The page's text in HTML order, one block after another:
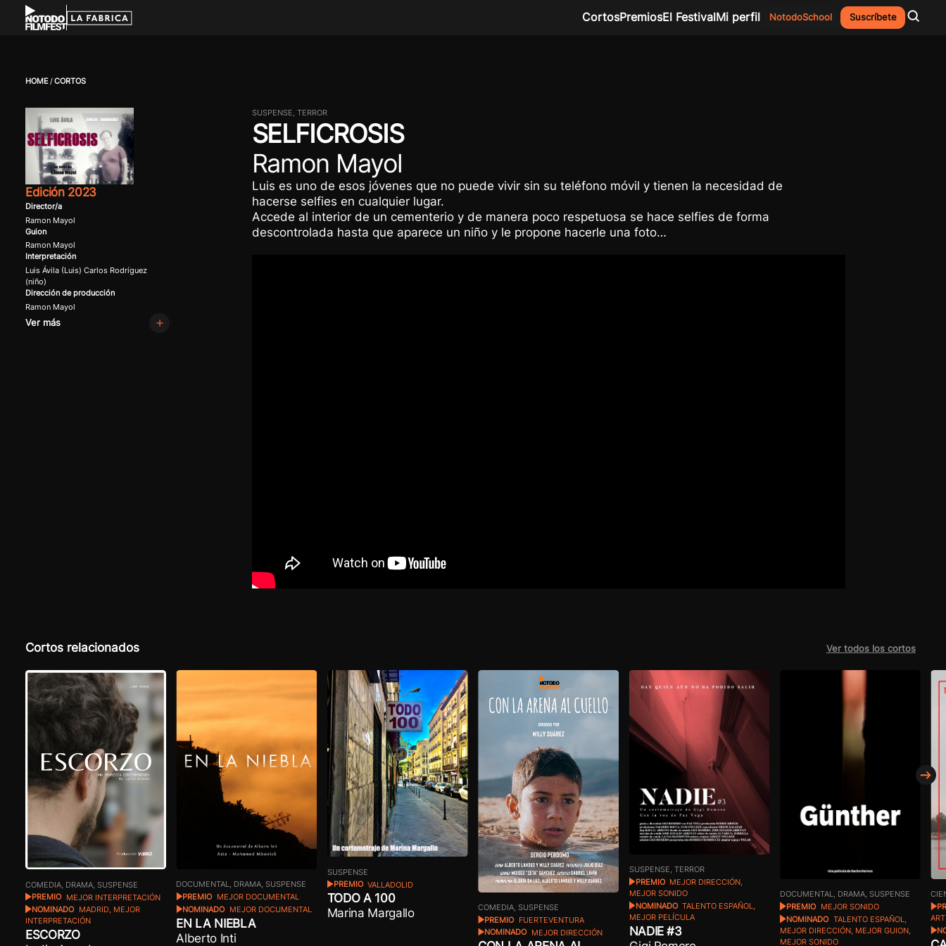
CortosPremiosEl FestivalMi perfil NotodoSchool Suscríbete
HOME CORTOS
SUSPENSE, TERROR
SELFICROSIS
Ramon Mayol
Luis es uno de esos jóvenes que no puede vivir sin su teléfono móvil y tienen la necesidad de
hacerse selfies en cualquier lugar.
Accede al interior de un cementerio y de manera poco respetuosa se hace selfies de forma
descontrolada hasta que aparece un niño y le propone hacerle una foto…
Edición 2023
Director/a
Ramon Mayol
Guion
Ramon Mayol
Interpretación
Luis Ávila (Luis) Carlos Rodríguez
(niño)
Dirección de producción
Ramon Mayol
Ver más
Cortos relacionados Ver todos los cortos
COMEDIA, DRAMA, SUSPENSE
PREMIO
MEJOR INTERPRETACIÓN
NOMINADO
MADRID, MEJOR
INTERPRETACIÓN
ESCORZO
DOCUMENTAL, DRAMA, SUSPENSE
PREMIO MEJOR DOCUMENTAL
NOMINADO MEJOR DOCUMENTAL
EN LA NIEBLA
Alberto Inti
SUSPENSE
PREMIO VALLADOLID
TODO A 100
Marina Margallo
COMEDIA, SUSPENSE
PREMIO
FUERTEVENTURA
NOMINADO
MEJOR DIRECCIÓN
SUSPENSE, TERROR
PREMIO MEJOR DIRECCIÓN,
MEJOR SONIDO
NOMINADO TALENTO ESPAÑOL,
MEJOR PELÍCULA
NADIE #3
DOCUMENTAL, DRAMA, SUSPENSE
PREMIO
MEJOR SONIDO
NOMINADO TALENTO ESPAÑOL,
MEJOR DIRECCIÓN, MEJOR GUION,
MEJOR SONIDO